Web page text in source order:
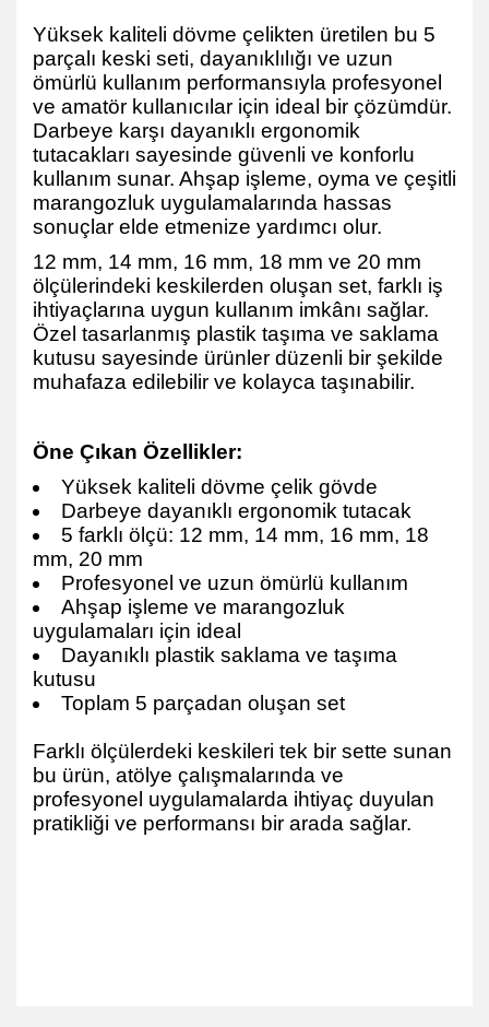
Yüksek kaliteli dövme çelikten üretilen bu 5
parçalı keski seti, dayanıklılığı ve uzun
ömürlü kullanım performansıyla profesyonel
ve amatör kullanıcılar için ideal bir çözümdür.
Darbeye karşı dayanıklı ergonomik
tutacakları sayesinde güvenli ve konforlu
kullanım sunar. Ahşap işleme, oyma ve çeşitli
marangozluk uygulamalarında hassas
sonuçlar elde etmenize yardımcı olur.
12 mm, 14 mm, 16 mm, 18 mm ve 20 mm
ölçülerindeki keskilerden oluşan set, farklı iş
ihtiyaçlarına uygun kullanım imkânı sağlar.
Özel tasarlanmış plastik taşıma ve saklama
kutusu sayesinde ürünler düzenli bir şekilde
muhafaza edilebilir ve kolayca taşınabilir.
Öne Çıkan Özellikler:
Yüksek kaliteli dövme çelik gövde
Darbeye dayanıklı ergonomik tutacak
5 farklı ölçü: 12 mm, 14 mm, 16 mm, 18
mm, 20 mm
Profesyonel ve uzun ömürlü kullanım
Ahşap işleme ve marangozluk
uygulamaları için ideal
Dayanıklı plastik saklama ve taşıma
kutusu
Toplam 5 parçadan oluşan set
Farklı ölçülerdeki keskileri tek bir sette sunan
bu ürün, atölye çalışmalarında ve
profesyonel uygulamalarda ihtiyaç duyulan
pratikliği ve performansı bir arada sağlar.